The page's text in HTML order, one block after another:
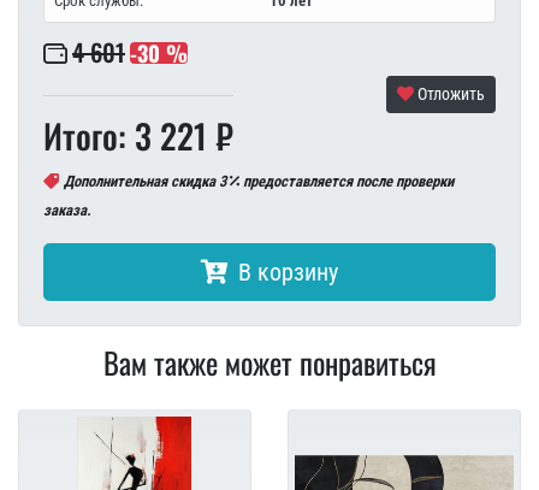
4 601-30 %
Итого: 3 221 ₽
Отложить
Дополнительная скидка 3
предоставляется после проверки
заказа.
В корзину
Вам также может понравиться